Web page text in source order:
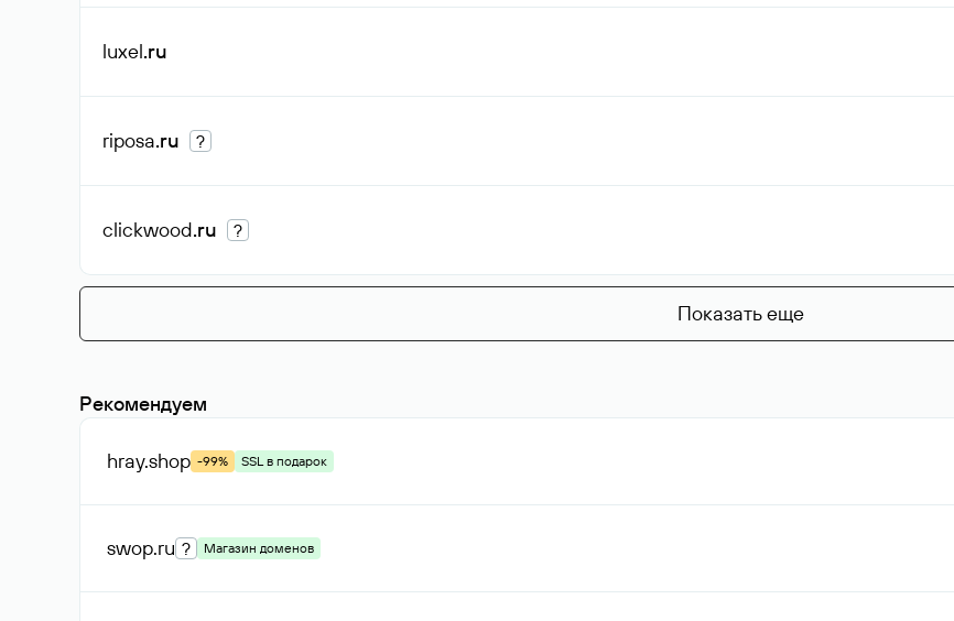
luxel.ru
riposa.ru ?
clickwood.ru ?
Показать еще
Рекомендуем
hray.shop -99% SSL в подарок
swop.ru ? Магазин доменов